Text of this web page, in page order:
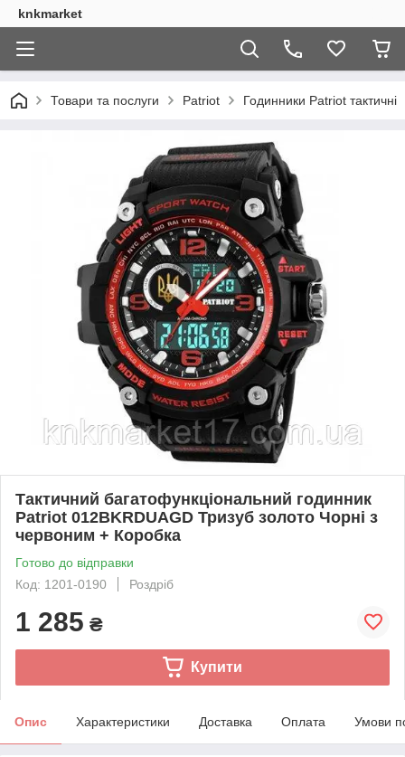
knkmarket
Товари та послуги Patriot Годинники Patriot тактичні
Тактичний багатофункціональний годинник
Patriot 012BKRDUAGD Тризуб золото Чорні з
червоним + Коробка
Готово до відправки
Код: 1201-0190
Роздріб
1 285 ₴
Купити
Опис Характеристики Доставка Оплата Умови